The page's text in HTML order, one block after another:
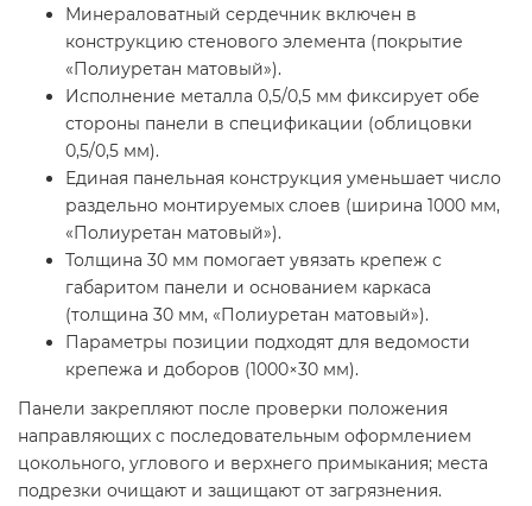
Минераловатный сердечник включен в
конструкцию стенового элемента (покрытие
«Полиуретан матовый»).
Исполнение металла 0,5/0,5 мм фиксирует обе
стороны панели в спецификации (облицовки
0,5/0,5 мм).
Единая панельная конструкция уменьшает число
раздельно монтируемых слоев (ширина 1000 мм,
«Полиуретан матовый»).
Толщина 30 мм помогает увязать крепеж с
габаритом панели и основанием каркаса
(толщина 30 мм, «Полиуретан матовый»).
Параметры позиции подходят для ведомости
крепежа и доборов (1000×30 мм).
Панели закрепляют после проверки положения
направляющих с последовательным оформлением
цокольного, углового и верхнего примыкания; места
подрезки очищают и защищают от загрязнения.